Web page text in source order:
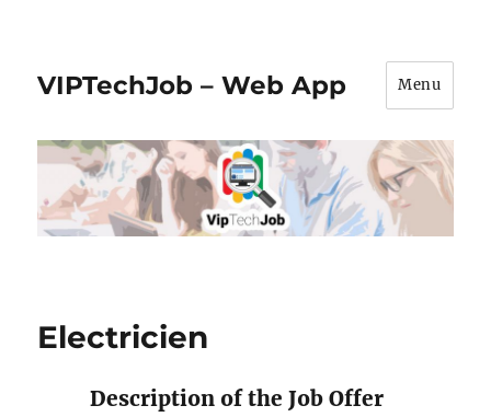
VIPTechJob – Web App Menu
Electricien
Description of the Job Offer